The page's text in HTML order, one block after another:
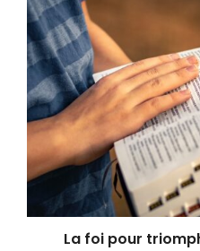
La foi pour